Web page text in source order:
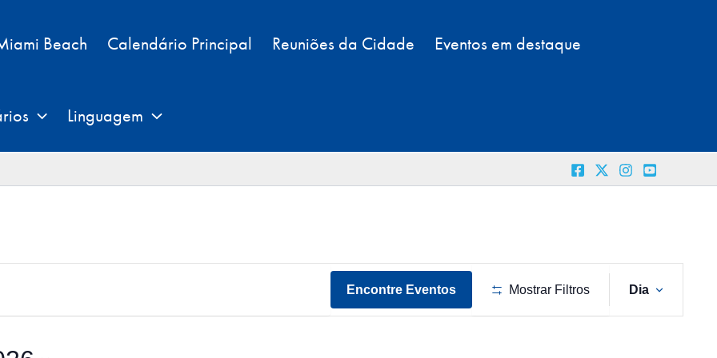
Beach Calendário Principal Reuniões da Cidade Eventos em destaque
Linguagem
Encontre Eventos Mostrar Filtros
do
Dia